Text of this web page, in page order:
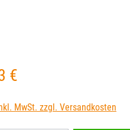
Preis:
€
MwSt. zzgl. Versandkosten